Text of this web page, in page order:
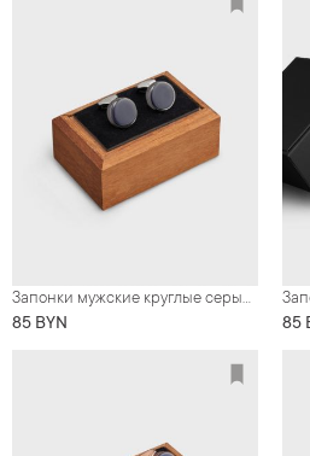
Запонки мужские круглые серые с синим "камнем"
85 BYN 85